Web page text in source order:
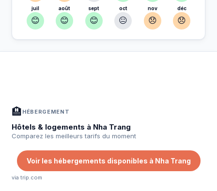
juil
😊
août
😊
sept
😊
oct
😐
nov
😞
déc
😞
🏨 HÉBERGEMENT
Hôtels & logements à Nha Trang
Comparez les meilleurs tarifs du moment
Voir les hébergements disponibles à Nha Trang
via trip.com